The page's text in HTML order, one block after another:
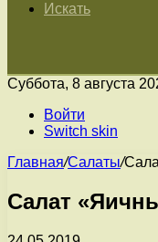
Искать
Суббота, 8 августа
Войти
Switch skin
Главная/Салаты/
Салат